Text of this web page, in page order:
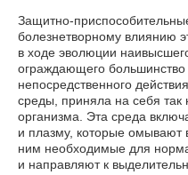
Защитно-
болезнетворному влиянию
в ходе эволюции
ограждающего большинство
непосредственного
среды, приняла на себя так
организма. Эта среда
и плазму, которые омывают
ним необходимые для
и направляют к